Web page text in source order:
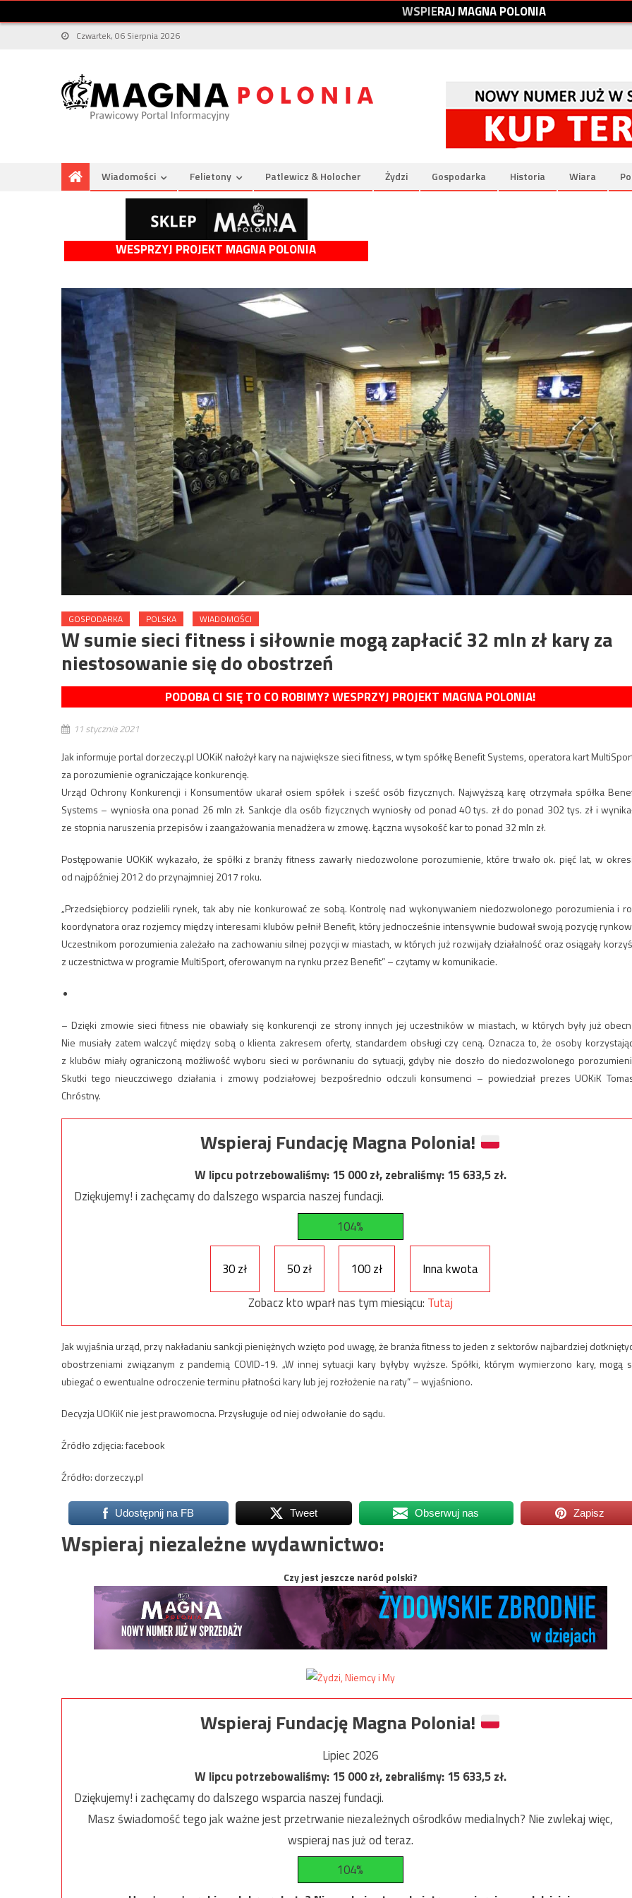
WSPIERAJMAGNAPOLONIA
Czwartek, 06 Sierpnia 2026
Wiadomości Felietony Patlewicz & Holocher Żydzi Gospodarka Historia Wiara
WESPRZYJ PROJEKT MAGNA POLONIA
GOSPODARKA POLSKA WIADOMOŚCI
W sumie sieci fitness i siłownie mogą zapłacić 32 mln zł kary za
niestosowanie się do obostrzeń
PODOBA CI SIĘ TO CO ROBIMY? WESPRZYJ PROJEKT MAGNA POLONIA!
11 stycznia 2021
Jak informuje portal dorzeczy.pl UOKiK nałożył kary na największe sieci fitness, w tym spółkę Benefit Systems, operatora kart
za porozumienie ograniczające konkurencję.
Urząd Ochrony Konkurencji i Konsumentów ukarał osiem spółek i sześć osób fizycznych. Najwyższą karę otrzymała spółka
Systems – wyniosła ona ponad 26 mln zł. Sankcje dla osób fizycznych wyniosły od ponad 40 tys. zł do ponad 302 tys. zł i
ze stopnia naruszenia przepisów i zaangażowania menadżera w zmowę. Łączna wysokość kar to ponad 32 mln zł.
Postępowanie UOKiK wykazało, że spółki z branży fitness zawarły niedozwolone porozumienie, które trwało ok. pięć lat, w
od najpóźniej 2012 do przynajmniej 2017 roku.
„Przedsiębiorcy podzielili rynek, tak aby nie konkurować ze sobą. Kontrolę nad wykonywaniem niedozwolonego porozumienia i
koordynatora oraz rozjemcy między interesami klubów pełnił Benefit, który jednocześnie intensywnie budował swoją pozycję
Uczestnikom porozumienia zależało na zachowaniu silnej pozycji w miastach, w których już rozwijały działalność oraz osiągały
z uczestnictwa w programie MultiSport, oferowanym na rynku przez Benefit” – czytamy w komunikacie.
– Dzięki zmowie sieci fitness nie obawiały się konkurencji ze strony innych jej uczestników w miastach, w których były już
Nie musiały zatem walczyć między sobą o klienta zakresem oferty, standardem obsługi czy ceną. Oznacza to, że osoby
z klubów miały ograniczoną możliwość wyboru sieci w porównaniu do sytuacji, gdyby nie doszło do niedozwolonego
Skutki tego nieuczciwego działania i zmowy podziałowej bezpośrednio odczuli konsumenci – powiedział prezes UOKiK
Chróstny.
Wspieraj Fundację Magna Polonia!
W lipcu potrzebowaliśmy:15 000zł, zebraliśmy:15 633,5zł.
Dziękujemy! i zachęcamy do dalszego wsparcia naszej fundacji.
104%
30 zł 50 zł 100 zł
Inna kwota
Zobacz kto wparł nas tym miesiącu: Tutaj
Jak wyjaśnia urząd, przy nakładaniu sankcji pieniężnych wzięto pod uwagę, że branża fitness to jeden z sektorów najbardziej
obostrzeniami związanym z pandemią COVID-19. „W innej sytuacji kary byłyby wyższe. Spółki, którym wymierzono kary, mogą
ubiegać o ewentualne odroczenie terminu płatności kary lub jej rozłożenie na raty” – wyjaśniono.
Decyzja UOKiK nie jest prawomocna. Przysługuje od niej odwołanie do sądu.
Źródło zdjęcia: facebook
Źródło: dorzeczy.pl
Udostępnij na FB Tweet Obserwuj nas Zapisz
Wspieraj niezależne wydawnictwo:
Czy jest jeszcze naród polski?
Wspieraj Fundację Magna Polonia!
Lipiec 2026
W lipcu potrzebowaliśmy:15 000zł, zebraliśmy:15 633,5zł.
Dziękujemy! i zachęcamy do dalszego wsparcia naszej fundacji.
Masz świadomość tego jak ważne jest przetrwanie niezależnych ośrodków medialnych? Nie zwlekaj więc,
wspieraj nas już od teraz.
104%